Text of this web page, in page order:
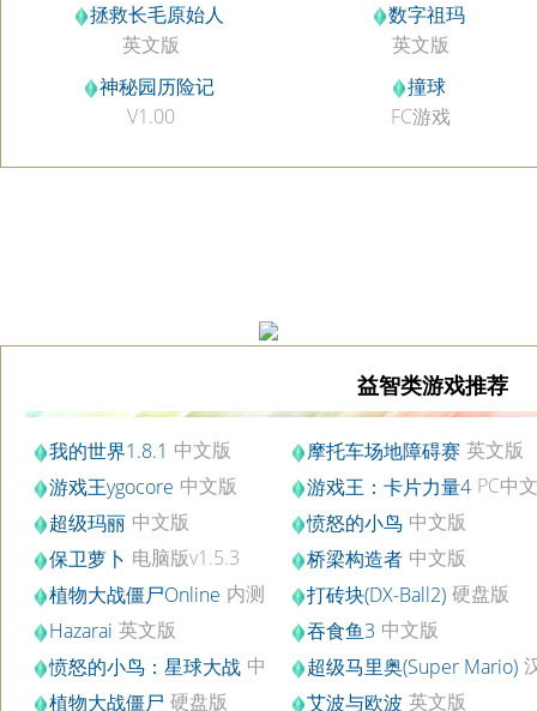
拯救长毛原始人
英文版
数字祖玛
英文版
神秘园历险记
V1.00
撞球
FC游戏
益智类游戏推荐
我的世界1.8.1 中文版 摩托车场地障碍赛 英文版
游戏王ygocore 中文版 游戏王：卡片力量4 PC中
超级玛丽 中文版 愤怒的小鸟 中文版
保卫萝卜 电脑版v1.5.3 桥梁构造者 中文版
植物大战僵尸Online 内测
版
打砖块(DX-Ball2) 硬盘版
Hazarai 英文版 吞食鱼3 中文版
愤怒的小鸟：星球大战 中
文版
超级马里奥(Super Mario)
化版
植物大战僵尸 硬盘版 艾波与欧波 英文版